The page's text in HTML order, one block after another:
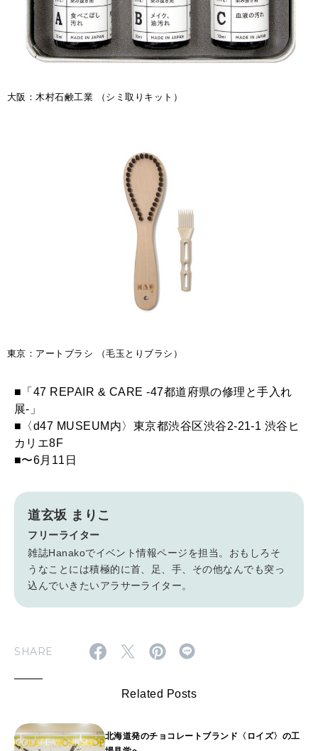
大阪：木村石鹸工業 （シミ取りキット）
東京：アートブラシ （毛玉とりブラシ）
■「47 REPAIR & CARE -47都道府県の修理と手入れ
展-」
■〈d47 MUSEUM内〉東京都渋谷区渋谷2-21-1 渋谷ヒ
カリエ8F
■〜6月11日
道玄坂 まりこ
フリーライター
雑誌Hanakoでイベント情報ページを担当。おもしろそ
うなことには積極的に首、足、手、その他なんでも突っ
込んでいきたいアラサーライター。
SHARE
Related Posts
北海道発のチョコレートブランド〈ロイズ〉の工